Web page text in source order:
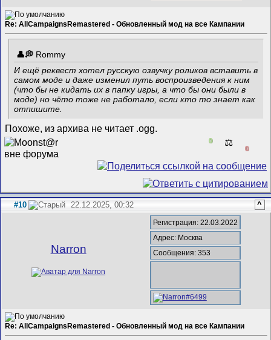
Re: AllCampaignsRemastered - Обновленный мод на все Кампании
Rommy
И ещё реквест хотел русскую озвучку роликов вставить в
самом моде и даже изменил путь воспроизведения к ним
(что бы не кидать их в папку игры, а что бы они были в
моде) но чёто тоже не работало, если кто то знает как
отпишите.
Похоже, из архива не читает .ogg.
0 ⚖️
0
#10 22.12.2025, 00:32 ^
Narron
Регистрация: 22.03.2022
Адрес: Москва
Сообщения: 353
Re: AllCampaignsRemastered - Обновленный мод на все Кампании